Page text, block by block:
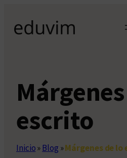
contenido
escrito
Inicio» Blog »Márgenes de lo